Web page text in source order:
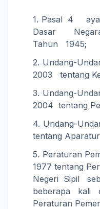
Pasal 4
Dasar Negara
Tahun 1945;
Undang-
2003 tentang
Undang-
2004 tentang
Undang-
tentang
Peraturan
1977 tentang
Negeri Sipil
beberapa kali
Peraturan